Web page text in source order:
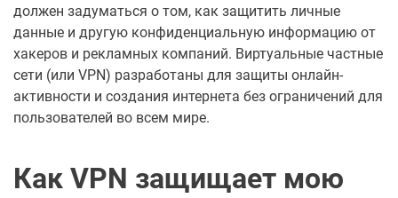
должен задуматься о том, как защитить личные
данные и другую конфиденциальную информацию от
хакеров и рекламных компаний. Виртуальные частные
сети (или VPN) разработаны для защиты онлайн-
активности и создания интернета без ограничений для
пользователей во всем мире.
Как VPN защищает мою